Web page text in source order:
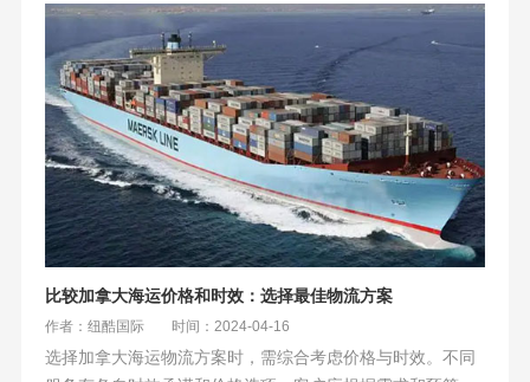
比较加拿大海运价格和时效：选择最佳物流方案
作者：纽酷国际 时间：2024-04-16
选择加拿大海运物流方案时，需综合考虑价格与时效。不同